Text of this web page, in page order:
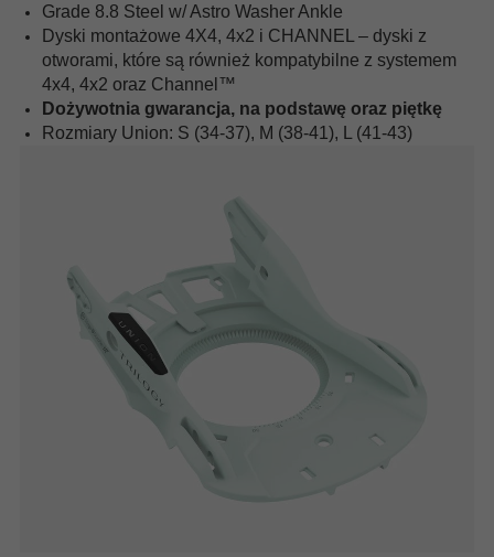
Grade 8.8 Steel w/ Astro Washer Ankle
Dyski montażowe 4X4, 4x2 i CHANNEL – dyski z
otworami, które są również kompatybilne z systemem
4x4, 4x2 oraz Channel™
Dożywotnia gwarancja, na podstawę oraz piętkę
Rozmiary Union: S (34-37), M (38-41), L (41-43)